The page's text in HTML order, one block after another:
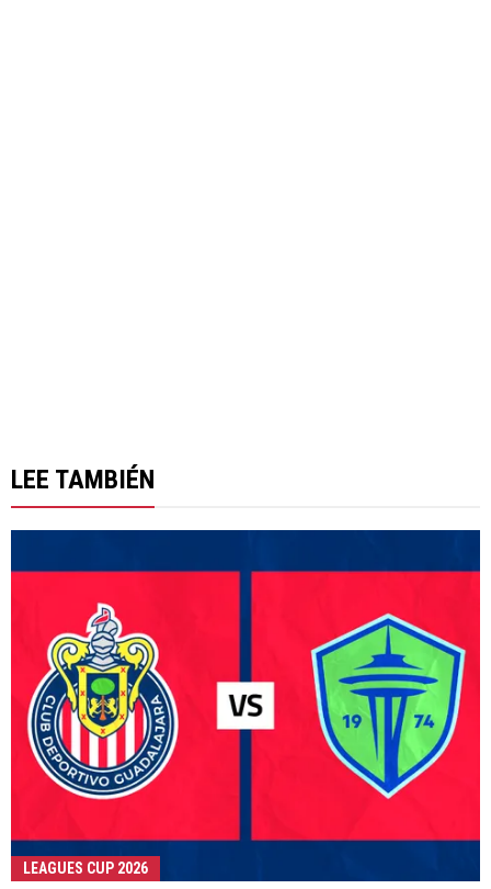
LEE TAMBIÉN
LEAGUES CUP 2026